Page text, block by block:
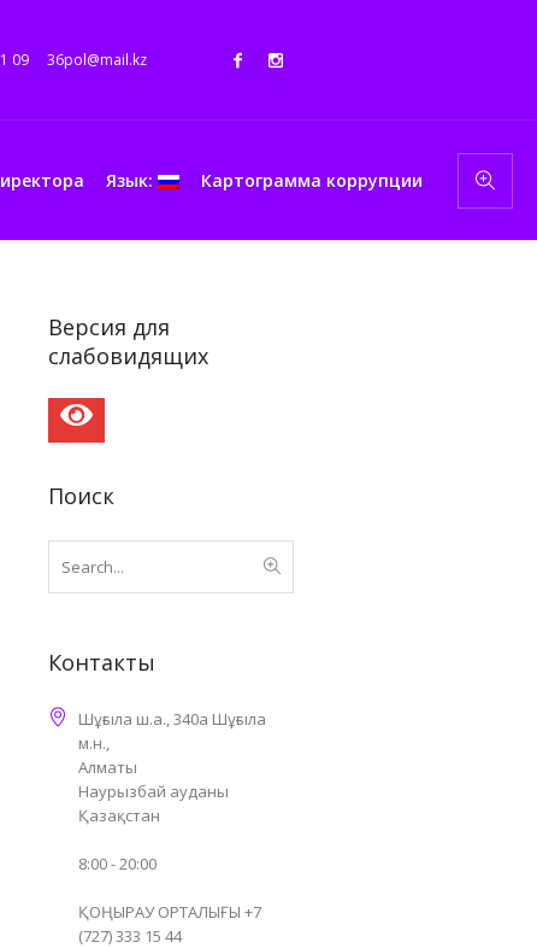
09 36pol@mail.kz
Язык: Картограмма коррупции
Версия для
слабовидящих
Поиск
Контакты
Шұғыла ш.а., 340а Шұғыла
м.н.,
Алматы
Наурызбай ауданы
Қазақстан
8:00 - 20:00
ҚОҢЫРАУ ОРТАЛЫҒЫ +7
(727) 333 15 44